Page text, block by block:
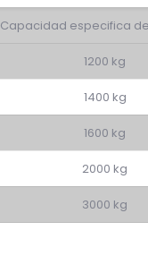
Capacidad especifica
1200 kg
1400 kg
1600 kg
2000 kg
3000 kg